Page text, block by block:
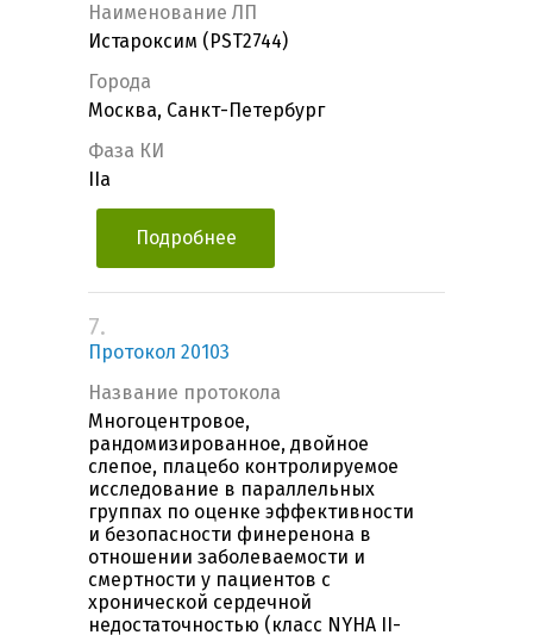
Наименование ЛП
Истароксим (PST2744)
Города
Москва, Санкт-Петербург
Фаза КИ
IIa
Подробнее
7.
Протокол 20103
Название протокола
Многоцентровое,
рандомизированное, двойное
слепое, плацебо контролируемое
исследование в параллельных
группах по оценке эффективности
и безопасности финеренона в
отношении заболеваемости и
смертности у пациентов с
хронической сердечной
недостаточностью (класс NYHA II-